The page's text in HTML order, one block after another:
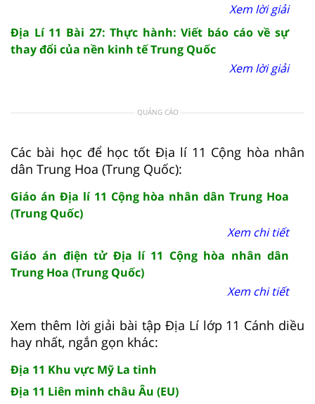
Xem lời giải
Địa Lí 11 Bài 27: Thực hành: Viết báo cáo về sự
thay đổi của nền kinh tế Trung Quốc
Xem lời giải
QUẢNG CÁO
Các bài học để học tốt Địa lí 11 Cộng hòa nhân
dân Trung Hoa (Trung Quốc):
Giáo án Địa lí 11 Cộng hòa nhân dân Trung Hoa
(Trung Quốc)
Xem chi tiết
Giáo án điện tử Địa lí 11 Cộng hòa nhân dân
Trung Hoa (Trung Quốc)
Xem chi tiết
Xem thêm lời giải bài tập Địa Lí lớp 11 Cánh diều
hay nhất, ngắn gọn khác:
Địa 11 Khu vực Mỹ La tinh
Địa 11 Liên minh châu Âu (EU)